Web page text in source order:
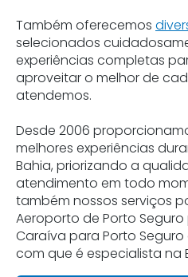
Também oferecemos
selecionados
experiências completas
aproveitar o melhor de
atendemos.
Desde 2006
melhores experiências
Bahia, priorizando a
atendimento em todo
também nossos serviços
Aeroporto de Porto
Caraíva para Porto
com que é especialista na